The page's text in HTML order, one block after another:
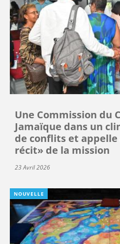
Une Commission du
Jamaïque dans un
de conflits et appelle
récit» de la mission
23 Avril 2026
NOUVELLE